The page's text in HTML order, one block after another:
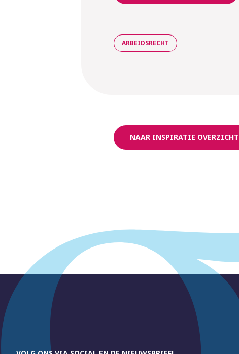
ARBEIDSRECHT
NAAR INSPIRATIE OVERZICHT